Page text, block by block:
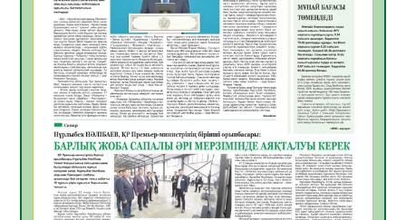
ҚҰРЫЛТАЙ САЙЛАУЫ – БІРЛІК ПЕН
ЖАУАПКЕРШІЛІККЕ БАСТАЙТЫН ҚАДАМ
05.08.2026
24
Мектептен – Ұлттық ұлан сапына
04.08.2026
34
Үкіметтік емес ұйымдарға арналған
сыйлықақы конкурсына өтінім қабылдау
басталды
04.08.2026
38